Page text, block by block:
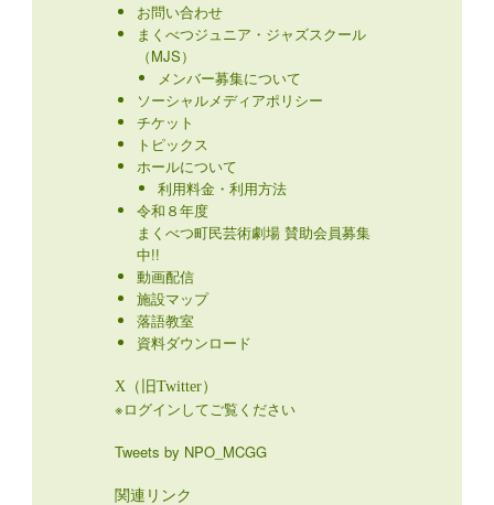
お問い合わせ
まくべつジュニア・ジャズスクール
（MJS）
メンバー募集について
ソーシャルメディアポリシー
チケット
トピックス
ホールについて
利用料金・利用方法
令和８年度
まくべつ町民芸術劇場 賛助会員募集
中!!
動画配信
施設マップ
落語教室
資料ダウンロード
X（旧Twitter）
※ログインしてご覧ください
Tweets by NPO_MCGG
関連リンク